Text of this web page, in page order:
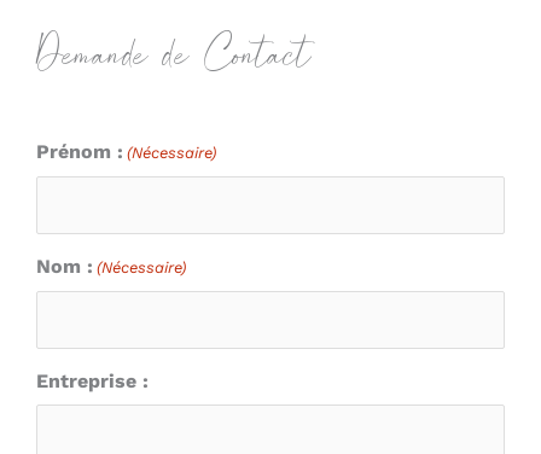
Demande de Contact
Prénom : (Nécessaire)
Nom : (Nécessaire)
Entreprise :